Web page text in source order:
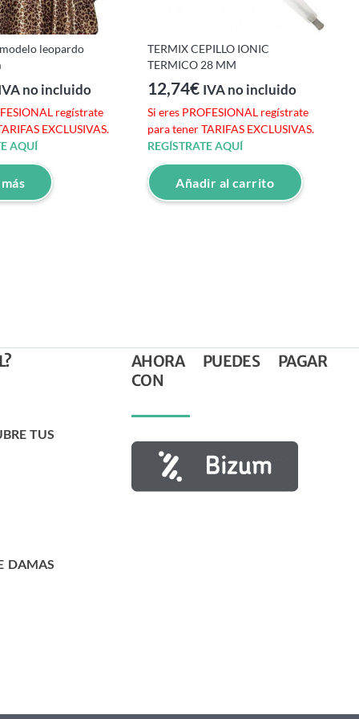
leopardo
no incluido
regístrate
EXCLUSIVAS.
AQUÍ
TERMIX CEPILLO IONIC
TERMICO 28 MM
12,74€ IVA no incluido
Si eres PROFESIONAL regístrate
para tener TARIFAS EXCLUSIVAS.
REGÍSTRATE AQUÍ
Añadir al carrito
TUS
DAMAS
AHORA PUEDES PAGAR
CON